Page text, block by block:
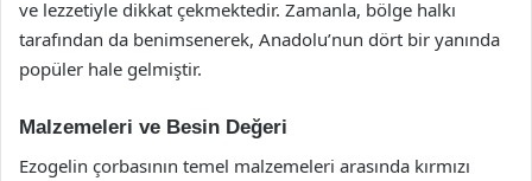
ve lezzetiyle dikkat çekmektedir. Zamanla, bölge halkı
tarafından da benimsenerek, Anadolu’nun dört bir yanında
popüler hale gelmiştir.
Malzemeleri ve Besin Değeri
Ezogelin çorbasının temel malzemeleri arasında kırmızı